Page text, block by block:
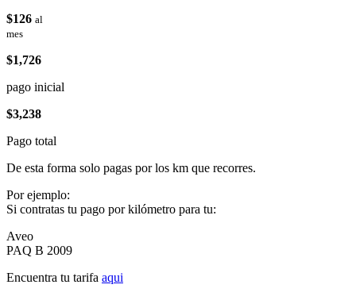
$126 al
mes
$1,726
pago inicial
$3,238
Pago total
De esta forma solo pagas por los km que recorres.
Por ejemplo:
Si contratas tu pago por kilómetro para tu:
Aveo
PAQ B 2009
Encuentra tu tarifa aqui